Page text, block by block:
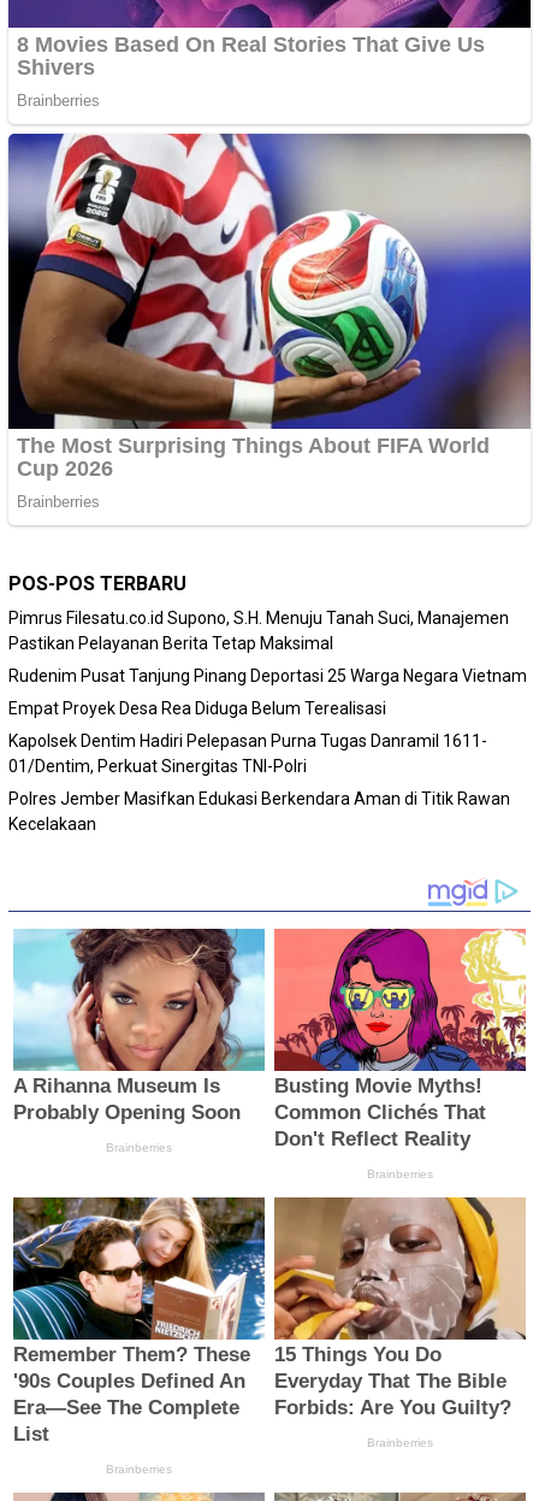
POS-POS TERBARU
Pimrus Filesatu.co.id Supono, S.H. Menuju Tanah Suci, Manajemen
Pastikan Pelayanan Berita Tetap Maksimal
Rudenim Pusat Tanjung Pinang Deportasi 25 Warga Negara Vietnam
Empat Proyek Desa Rea Diduga Belum Terealisasi
Kapolsek Dentim Hadiri Pelepasan Purna Tugas Danramil 1611-
01/Dentim, Perkuat Sinergitas TNI-Polri
Polres Jember Masifkan Edukasi Berkendara Aman di Titik Rawan
Kecelakaan